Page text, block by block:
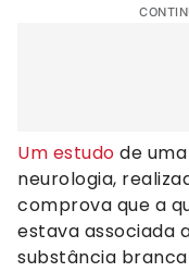
Um estudo de
neurologia,
comprova que a
estava associada
substância